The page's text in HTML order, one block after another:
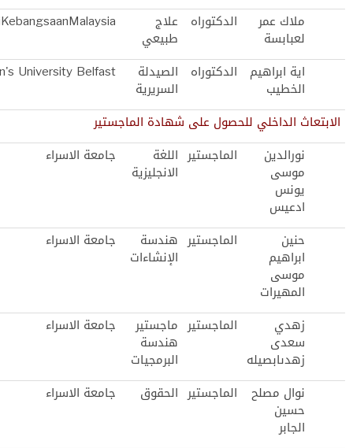
ملاك عمر
لعبابسة
الدكتوراه علاج
طبيعي
اية ابراهيم
الخطيب
الدكتوراه الصيدلة
السريرية
University Belfast
الابتعاث الداخلي للحصول على شهادة الماجستير
نورالدين
موسى
يونس
ادعيس
الماجستير اللغة
الانجليزية
جامعة الاسراء
حنين
ابراهيم
موسى
المهيرات
الماجستير هندسة
الإنشاءات
جامعة الاسراء
زهدي
سعدى
زهدىابصيله
الماجستير ماجستير
هندسة
البرمجيات
جامعة الاسراء
نوال مصلح
حسين
الجابر
الماجستير الحقوق جامعة الاسراء